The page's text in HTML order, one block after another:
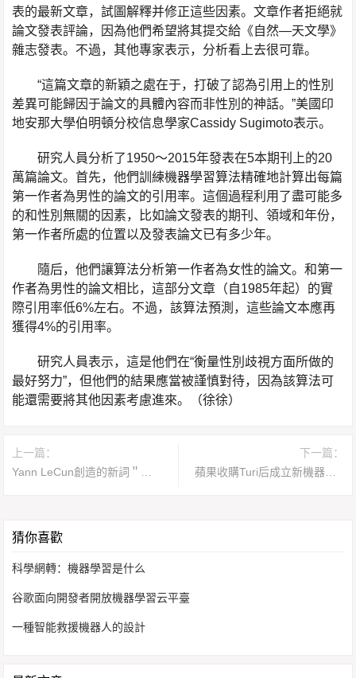
表的最新文章，試圖解釋并修正這些因素。文章作者拒絕就
論文發表評論，因為他們希望將其提交給《自然—天文學》
雜志發表。不過，其他專家表示，分析看上去很可靠。
“這篇文章的新穎之處在于，打破了認為引用上的性別
差異可能歸因于論文的具體內容而非性別的神話。”美國印
地安那大學伯明頓分校信息學家Cassidy Sugimoto表示。
研究人員分析了1950～2015年發表在5本期刊上的20
萬篇論文。首先，他們訓練機器學習算法精確地計算出每篇
第一作者為男性的論文的引用率。這個過程利用了盡可能多
的和性別無關的因素，比如論文發表的期刊、領域和年份，
第一作者所處的位置以及發表論文已有多少年。
隨后，他們讓算法分析第一作者為女性的論文。和第一
作者為男性的論文相比，這部分文章（自1985年起）的實
際引用率低6%左右。不過，該算法預測，這些論文本應再
獲得4%的引用率。
研究人員表示，這是他們在“衡量性別歧視方面所做的
最好努力”，但他們的結果應當被謹慎對待，因為該算法可
能還需要將其他因素考慮進來。（徐徐）
上一篇：
下一篇：
蘋果收購Turi后成立新機器學習部門 已啟動招募
猜你喜歡
科學網轉：機器學習是什么
谷歌面向開發者開放機器學習云平臺
一種智能救援機器人的設計